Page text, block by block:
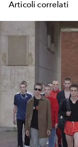
Articoli correlati